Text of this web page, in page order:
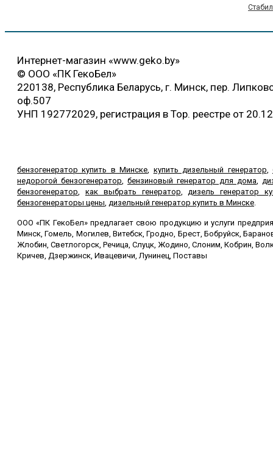
Интернет-магазин «www.geko.by»
© ООО «ПК ГекоБел»
220138, Республика Беларусь, г. Минск, пер.
оф.507
УНП 192772029, регистрация в Тор. реестре от
бензогенератор купить в Минске, купить дизельный генератор,
недорогой бензогенератор, бензиновый генератор для дома,
бензогенератор, как выбрать генератор,дизель генератор
бензогенераторы цены, дизельный генератор купить в Минске.
ООО «ПК ГекоБел» предлагает свою продукцию и услуги
Минск, Гомель, Могилев, Витебск, Гродно, Брест, Бобруйск,
Жлобин, Светлогорск, Речица, Слуцк, Жодино, Слоним, Кобрин,
Кричев, Дзержинск, Ивацевичи, Лунинец, Поставы